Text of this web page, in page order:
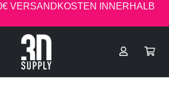
VERSANDKOSTEN INNERHALB